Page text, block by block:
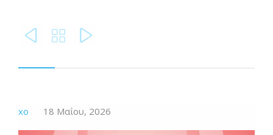
  
xo 18 Μαΐου, 2026